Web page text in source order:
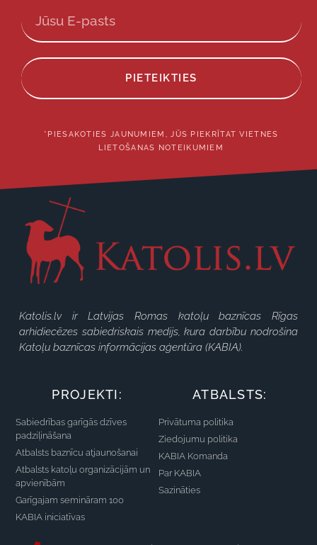
PIETEIKTIES
*PIESAKOTIES JAUNUMIEM, JŪS PIEKRĪTAT VIETNES
LIETOŠANAS NOTEIKUMIEM
Katolis.lv ir Latvijas Romas katoļu baznīcas Rīgas
arhidiecēzes sabiedriskais medijs, kura darbību nodrošina
Katoļu baznīcas informācijas aģentūra (KABIA).
PROJEKTI:
Sabiedrības garīgās dzīves
padziļināšana
Atbalsts baznīcu atjaunošanai
Atbalsts katoļu organizācijām un
apvienībām
Garīgajam semināram 100
KABIA iniciatīvas
ATBALSTS:
Privātuma politika
Ziedojumu politika
KABIA Komanda
Par KABIA
Sazināties